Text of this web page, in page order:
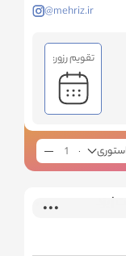
@mehriz.ir
تقویم رزور:
استوری